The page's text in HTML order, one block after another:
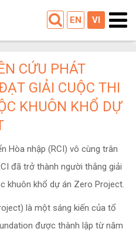
EN VI
CỨU PHÁT
GIẢI CUỘC THI
KHUÔN KHỔ DỰ
Hòa nhập (RCI) vô cùng trân
đã trở thành người thắng giải
khuôn khổ dự án Zero Project.
là một sáng kiến của tổ
được thành lập từ năm